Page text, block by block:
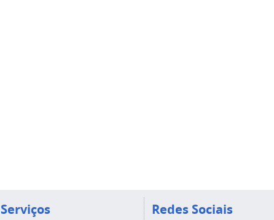
Serviços Redes Sociais